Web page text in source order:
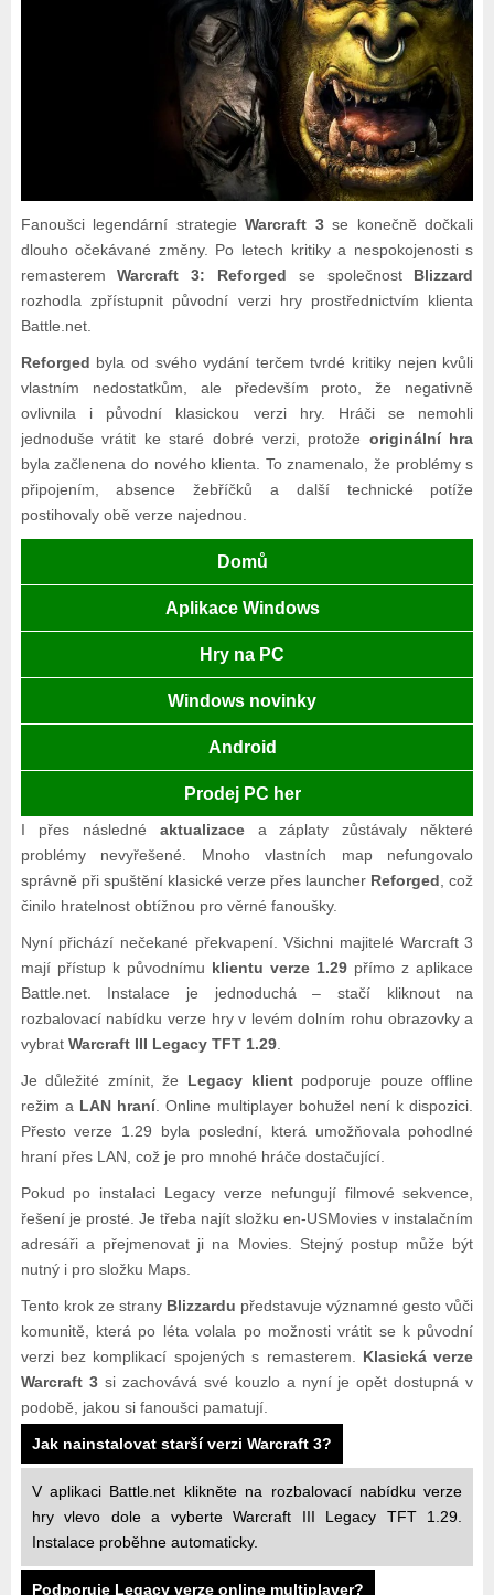
Fanoušci legendární strategieWarcraft 3se konečně dočkali
dlouho očekávané změny. Po letech kritiky a nespokojenosti s
remasteremWarcraft 3: Reforged se společnost Blizzard
rozhodla zpřístupnit původní verzi hry prostřednictvím klienta
Battle.net.
Reforged byla od svého vydání terčem tvrdé kritiky nejen kvůli
vlastním nedostatkům, ale především proto, že negativně
ovlivnila i původní klasickou verzi hry. Hráči se nemohli
jednoduše vrátit ke staré dobré verzi, protože originální hra
byla začlenena do nového klienta. To znamenalo, že problémy s
připojením, absence žebříčků a další technické potíže
postihovaly obě verze najednou.
Domů
Aplikace Windows
Hry na PC
Windows novinky
Android
Prodej PC her
I přes následné aktualizacea záplaty zůstávaly některé
problémy nevyřešené. Mnoho vlastních map nefungovalo
správně při spuštění klasické verze přes launcher Reforged , což
činilo hratelnost obtížnou pro věrné fanoušky.
Nyní přichází nečekané překvapení. Všichni majitelé Warcraft 3
mají přístup k původnímu klientu verze 1.29 přímo z aplikace
Battle.net. Instalace je jednoduchá – stačí kliknout na
rozbalovací nabídku verze hry v levém dolním rohu obrazovky a
vybrat Warcraft III Legacy TFT 1.29.
Je důležité zmínit, že Legacy klientpodporuje pouze offline
režim a LAN hraní. Online multiplayer bohužel není k dispozici.
Přesto verze 1.29 byla poslední, která umožňovala pohodlné
hraní přes LAN, což je pro mnohé hráče dostačující.
Pokud po instalaci Legacy verze nefungují filmové sekvence,
řešení je prosté. Je třeba najít složku en-USMovies v instalačním
adresáři a přejmenovat ji na Movies. Stejný postup může být
nutný i pro složku Maps.
Tento krok ze strany Blizzardu představuje významné gesto vůči
komunitě, která po léta volala po možnosti vrátit se k původní
verzi bez komplikací spojených s remasterem. Klasická verze
Warcraft 3si zachovává své kouzlo a nyní je opět dostupná v
podobě, jakou si fanoušci pamatují.
Jak nainstalovat starší verzi Warcraft 3?
V aplikaci Battle.net klikněte na rozbalovací nabídku verze
hry vlevo dole a vyberte Warcraft III Legacy TFT 1.29.
Instalace proběhne automaticky.
Podporuje Legacy verze online multiplayer?